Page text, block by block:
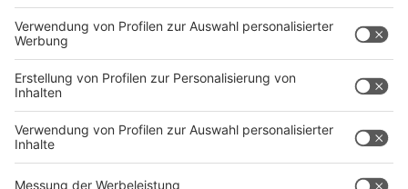
Kinder sollten während der heißesten Stunden des
Tages, zwischen 11 und 16 Uhr, nicht ungeschützt in
der Sonne spielen. "Vielleicht hilft es, sich die
Menschen in südlichen Ländern anzuschauen. Während
der Mittagshitze ziehen sie sich in den Schatten
der Kinderarzt.